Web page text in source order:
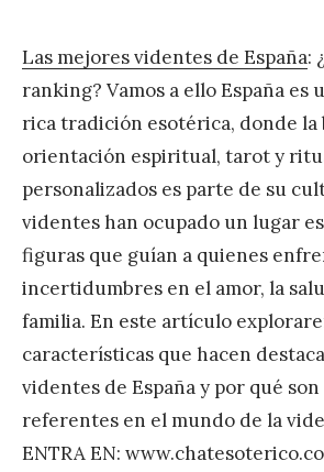
Las mejores videntes de España:
ranking? Vamos a ello España es
rica tradición esotérica, donde la
orientación espiritual, tarot y
personalizados es parte de su
videntes han ocupado un lugar
figuras que guían a quienes
incertidumbres en el amor, la
familia. En este artículo
características que hacen
videntes de España y por qué
referentes en el mundo de la
ENTRA EN: